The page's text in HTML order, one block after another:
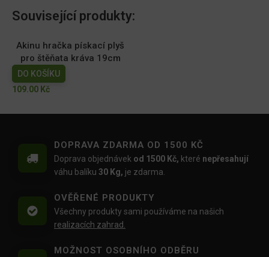
Související produkty:
Akinu hračka pískací plyš
pro štěňata kráva 19cm
DO KOŠÍKU
109.00 Kč
DOPRAVA ZDARMA OD 1500 KČ
Doprava objednávek od 1500 Kč, které nepřesahují
váhu balíku 30 Kg, je zdarma.
OVĚŘENÉ PRODUKTY
Všechny produkty sami používáme na našich
realizacích zahrad.
MOŽNOST OSOBNÍHO ODBĚRU